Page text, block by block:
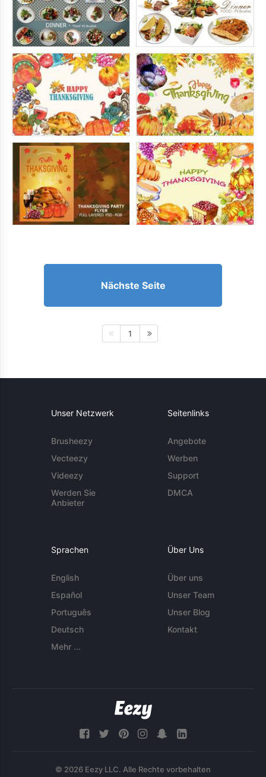
Nächste Seite
1
Unser Netzwerk
Brusheezy
Vecteezy
Videezy
Werden Sie
Anbieter
Seitenlinks
Angebote
Werben
Support
DMCA
Sprachen
English
Español
Português
Deutsch
Mehr ...
Über Uns
Über uns
Unser Team
Unser Blog
Kontakt
© 2026 Eezy LLC. Alle Rechte vorbehalten